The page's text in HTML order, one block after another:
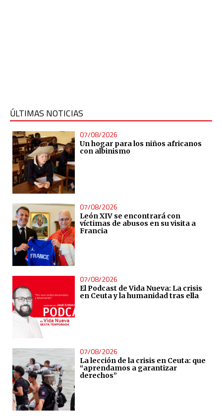
ÚLTIMAS NOTICIAS
07/08/2026
Un hogar para los niños africanos
con albinismo
07/08/2026
León XIV se encontrará con
víctimas de abusos en su visita a
Francia
07/08/2026
El Podcast de Vida Nueva: La crisis
en Ceuta y la humanidad tras ella
07/08/2026
La lección de la crisis en Ceuta: que
“aprendamos a garantizar
derechos”